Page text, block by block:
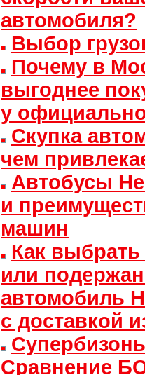
автомобиля?
Выбор
Почему в
выгоднее
у
Скупка
чем
Автобусы
и
машин
Как
или
автомобиль
с доставкой
Сравнение